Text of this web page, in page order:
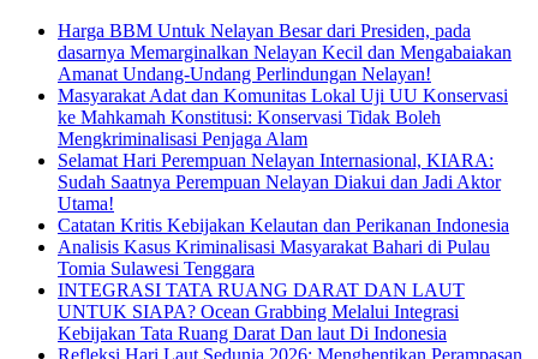
Harga BBM Untuk Nelayan Besar dari Presiden, pada
dasarnya Memarginalkan Nelayan Kecil dan Mengabaiakan
Amanat Undang-Undang Perlindungan Nelayan!
Masyarakat Adat dan Komunitas Lokal Uji UU Konservasi
ke Mahkamah Konstitusi: Konservasi Tidak Boleh
Mengkriminalisasi Penjaga Alam
Selamat Hari Perempuan Nelayan Internasional, KIARA:
Sudah Saatnya Perempuan Nelayan Diakui dan Jadi Aktor
Utama!
Catatan Kritis Kebijakan Kelautan dan Perikanan Indonesia
Analisis Kasus Kriminalisasi Masyarakat Bahari di Pulau
Tomia Sulawesi Tenggara
INTEGRASI TATA RUANG DARAT DAN LAUT
UNTUK SIAPA? Ocean Grabbing Melalui Integrasi
Kebijakan Tata Ruang Darat Dan laut Di Indonesia
Refleksi Hari Laut Sedunia 2026: Menghentikan Perampasan